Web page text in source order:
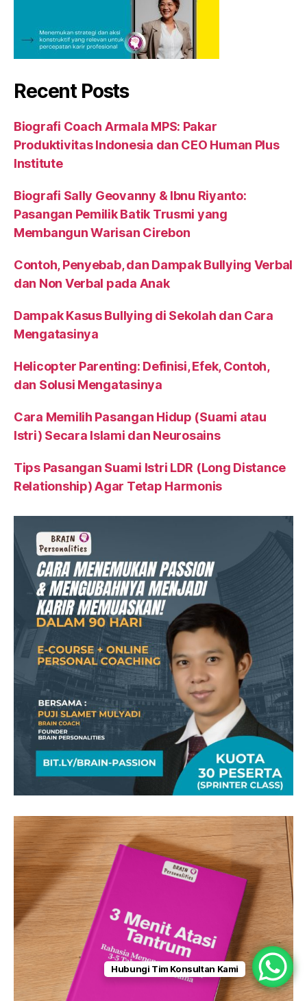
Recent Posts
Biografi Coach Armala MPS: Pakar
Produktivitas Indonesia dan CEO Human Plus
Institute
Biografi Sally Geovanny & Ibnu Riyanto:
Pasangan Pemilik Batik Trusmi yang
Membangun Warisan Cirebon
Contoh, Penyebab, dan Dampak Bullying Verbal
dan Non Verbal pada Anak
Dampak Kasus Bullying di Sekolah dan Cara
Mengatasinya
Helicopter Parenting: Definisi, Efek, Contoh,
dan Solusi Mengatasinya
Cara Memilih Pasangan Hidup (Suami atau
Istri) Secara Islami dan Neurosains
Tips Pasangan Suami Istri LDR (Long Distance
Relationship) Agar Tetap Harmonis
Hubungi Tim Konsultan Kami